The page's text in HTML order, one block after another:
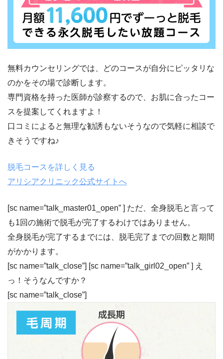
無料カウンセリングでは、どのコースが自分にピッタリな
のかをその場で診断します。
専門資格を持った医師が診察するので、お肌に合ったコー
スを提案してくれますよ！
口コミによると無理な勧誘もないそうなので気軽に相談で
きそうですね♪
脱毛コースを詳しく見る
アリシアクリニック公式サイトへ
[sc name=”talk_master01_open” ] ただ、全身脱毛と言って
も1回の施術で脱毛が完了するわけではありません。
全身脱毛が完了するまでには、脱毛完了までの回数と期間
がかかります。
[sc name=”talk_close”] [sc name=”talk_girl02_open” ] え
っ！そうなんですか？
[sc name=”talk_close”]